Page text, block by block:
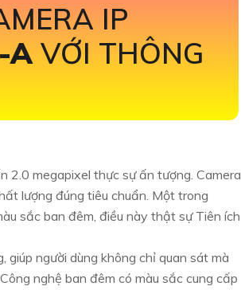
IP
A VỚI THÔNG
2.0 megapixel thực sự ấn tượng. Camera
lượng đúng tiêu chuẩn. Một trong
sắc ban đêm, điều này thật sự Tiên ích
người dùng không chỉ quan sát mà
nghệ ban đêm có màu sắc cung cấp